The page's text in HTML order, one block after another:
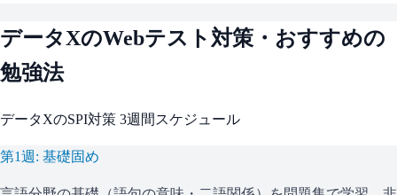
データXのWebテスト対策・おすすめの
勉強法
データXのSPI対策 3週間スケジュール
第1週: 基礎固め